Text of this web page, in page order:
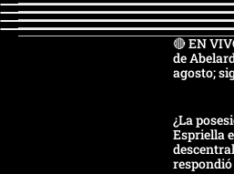
🔴 EN
de
agosto;
¿La
Espriella